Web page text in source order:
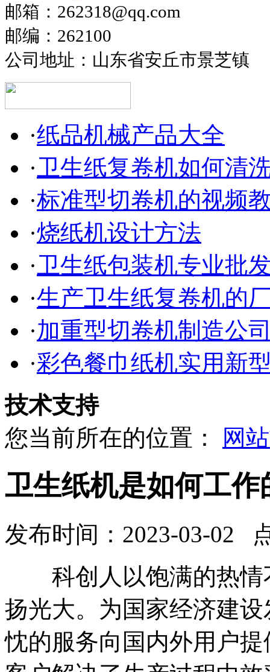
复
机
纸
生
产
设
备
邮箱：262318@qq.com
邮编：262100
公司地址：山东省安丘市景芝镇
·纸品机械产品大全
·卫生纸复卷机如何清
·标准型切卷机的视频
·烧纸机设计方法
·卫生纸包装机专业批
·生产卫生纸复卷机的
·加重型切卷机制造公
·彩色餐巾纸机实用新
技术支持
您当前所在的位置：
网
卫生纸机是如何工作
发布时间：2023-03-02
科创人以饱满的热情
扬光大。为国家经济建
忱的服务向国内外用户